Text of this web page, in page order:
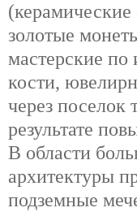
золотые
мастерские по
кости,
через поселок
результате
В области
архитектуры
подземные